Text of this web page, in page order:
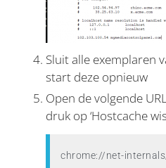
Sluit alle exemplaren
start deze opnieuw
Open de volgende
druk op ‘Hostcache
chrome://net-